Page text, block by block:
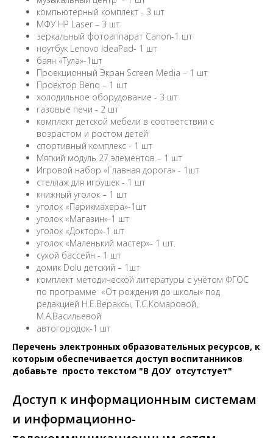
компьютерный комплект - 3 шт
МФУ HP Laser – 3 шт
зеркальный фотоаппарат Canon-1 шт
ноутбук Lenovo IdeaPad- 1 шт
баян «Тула»-1шт
Проекционный Экран Screen Media – 1 шт
Проектор Benq – 1 шт
холодильное оборудование - 3 шт
газовые печи - 2 шт
комплект детской мебели в соответствии с
возрастом и ростом детей
спортивный комплекс - 1 шт
Мягкий модуль 27 элементов – 1 шт
Игровой набор «Главная дорога» - 1шт
стеллаж для игрушек - 1 шт
книжный уголок – 1 шт
уголок «Парикмахера»-1шт
уголок «Магазин»-1 шт
уголок «Доктор»-1 шт
уголок «Маленький мастер»- 1 шт.
сухой бассейн - 1 шт
домик Dolu детский – 1шт
комплект методической литературы с учётом ФГОС
по программе «От рождения до школы» под
редакцией Н.Е.Вераксы, Т.С.Комаровой,
М.А.Васильевой
автогородок-1 шт
Перечень электронных образовательных ресурсов, к
которым обеспечивается доступ воспитанников
добавьте просто текстом "В ДОУ отсутстует"
Доступ к информационным системам
и информационно-